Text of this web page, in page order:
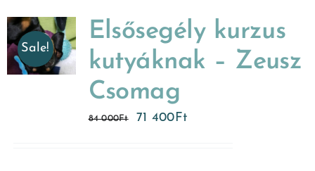
Sale!
Elsősegély kurzus
kutyáknak – Zeusz
Csomag
84 000Ft 71 400Ft